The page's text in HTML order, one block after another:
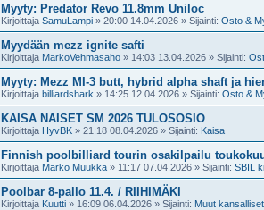
Myyty: Predator Revo 11.8mm Uniloc
Kirjoittaja SamuLampi » 20:00 14.04.2026 » Sijainti: Osto &
Myydään mezz ignite safti
Kirjoittaja MarkoVehmasaho » 14:03 13.04.2026 » Sijainti:
Myyty: Mezz MI-3 butt, hybrid alpha shaft ja
Kirjoittaja billiardshark » 14:25 12.04.2026 » Sijainti: Osto &
KAISA NAISET SM 2026 TULOSOSIO
Kirjoittaja HyvBK » 21:18 08.04.2026 » Sijainti: Kaisa
Finnish poolbilliard tourin osakilpailu
Kirjoittaja Marko Muukka » 11:17 07.04.2026 » Sijainti: SBIL
Poolbar 8-pallo 11.4. / RIIHIMÄKI
Kirjoittaja Kuutti » 16:09 06.04.2026 » Sijainti: Muut